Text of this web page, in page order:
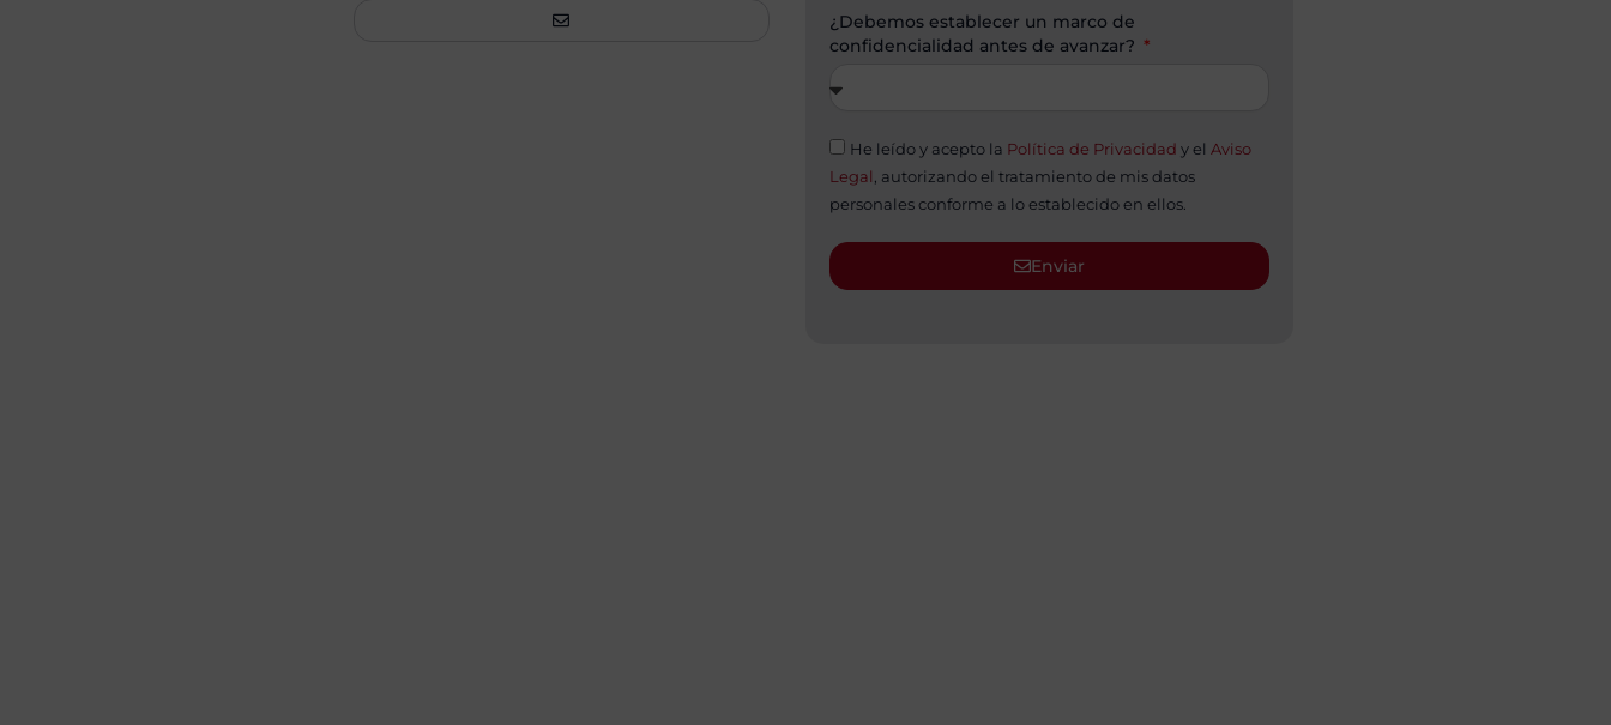
¿Debemos establecer un marco de
confidencialidad antes de avanzar?
He leído y acepto la Política de Privacidad y el Aviso
Legal , autorizando el tratamiento de mis datos
personales conforme a lo establecido en ellos.
Enviar